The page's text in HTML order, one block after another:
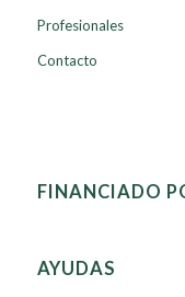
Profesionales
Contacto
FINANCIADO
AYUDAS